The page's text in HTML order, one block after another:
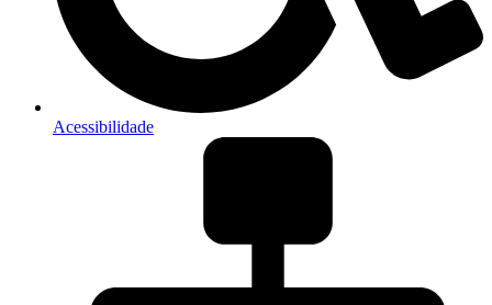
Acessibilidade